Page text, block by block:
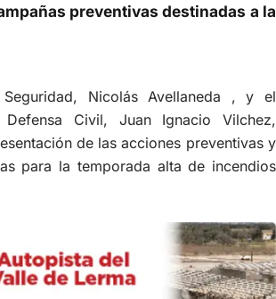
preventivas destinadas a la
Nicolás Avellaneda , y el
Defensa Civil, Juan Ignacio Vilchez,
de las acciones preventivas y
para la temporada alta de incendios